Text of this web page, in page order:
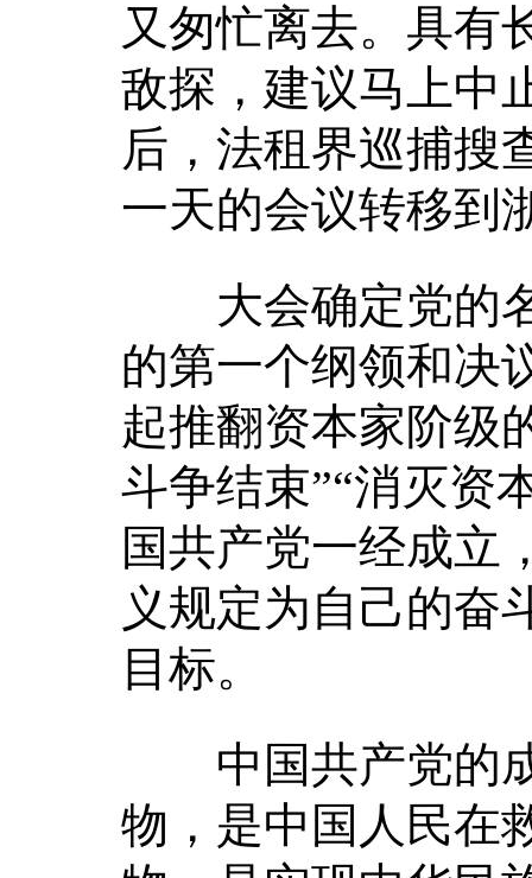
又匆忙离去。具有
敌探，建议马上中
后，法租界巡捕搜
一天的会议转移到
大会确定党的名
的第一个纲领和决
起推翻资本家阶级
斗争结束”“消灭资
国共产党一经成立
义规定为自己的奋
目标。
中国共产党的成
物，是中国人民在